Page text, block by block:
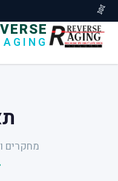
🧬
AGING
מחקרים